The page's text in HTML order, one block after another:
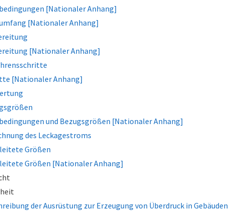
[Nationaler Anhang]
[Nationaler Anhang]
[Nationaler Anhang]
[Nationaler Anhang]
und Bezugsgrößen [Nationaler Anhang]
des Leckagestroms
Größen
Größen [Nationaler Anhang]
der Ausrüstung zur Erzeugung von Überdruck in Gebäuden